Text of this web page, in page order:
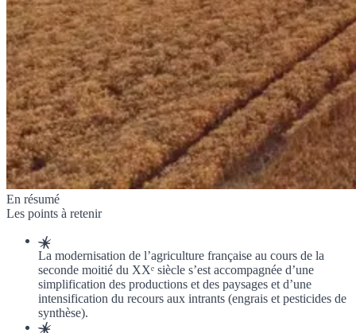
En résumé
Les points à retenir
La modernisation de l’agriculture française au cours de la
seconde moitié du XXᵉ siècle s’est accompagnée d’une
simplification des productions et des paysages et d’une
intensification du recours aux intrants (engrais et pesticides de
synthèse).